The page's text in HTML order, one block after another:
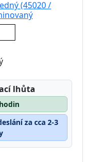
(45020 /
lhůta
za cca 2-3